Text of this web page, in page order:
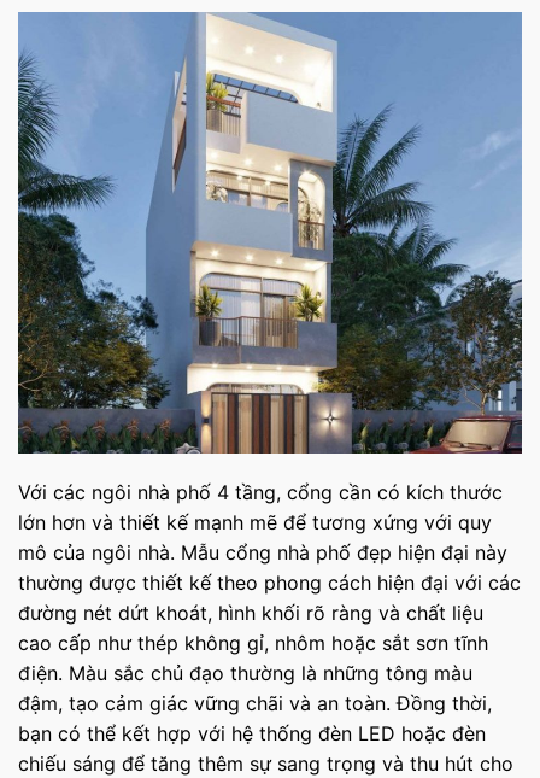
Với các ngôi nhà phố 4 tầng, cổng cần có kích thước
lớn hơn và thiết kế mạnh mẽ để tương xứng với quy
mô của ngôi nhà. Mẫu cổng nhà phố đẹp hiện đại này
thường được thiết kế theo phong cách hiện đại với các
đường nét dứt khoát, hình khối rõ ràng và chất liệu
cao cấp như thép không gỉ, nhôm hoặc sắt sơn tĩnh
điện. Màu sắc chủ đạo thường là những tông màu
đậm, tạo cảm giác vững chãi và an toàn. Đồng thời,
bạn có thể kết hợp với hệ thống đèn LED hoặc đèn
chiếu sáng để tăng thêm sự sang trọng và thu hút cho